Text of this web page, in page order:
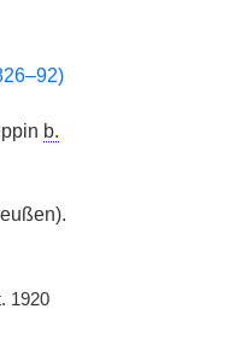
b.
1920